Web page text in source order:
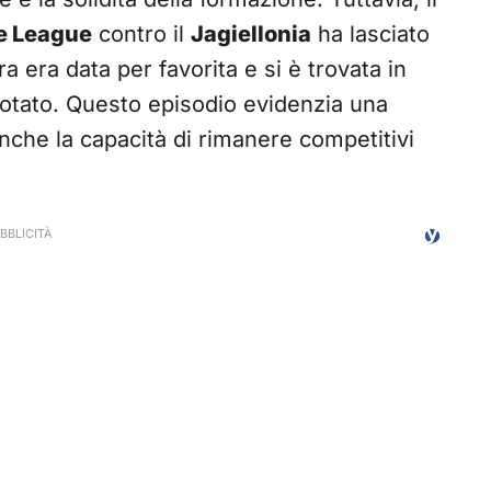
League contro il Jagiellonia ha lasciato
era data per favorita e si è trovata in
Questo episodio evidenzia una
la capacità di rimanere competitivi